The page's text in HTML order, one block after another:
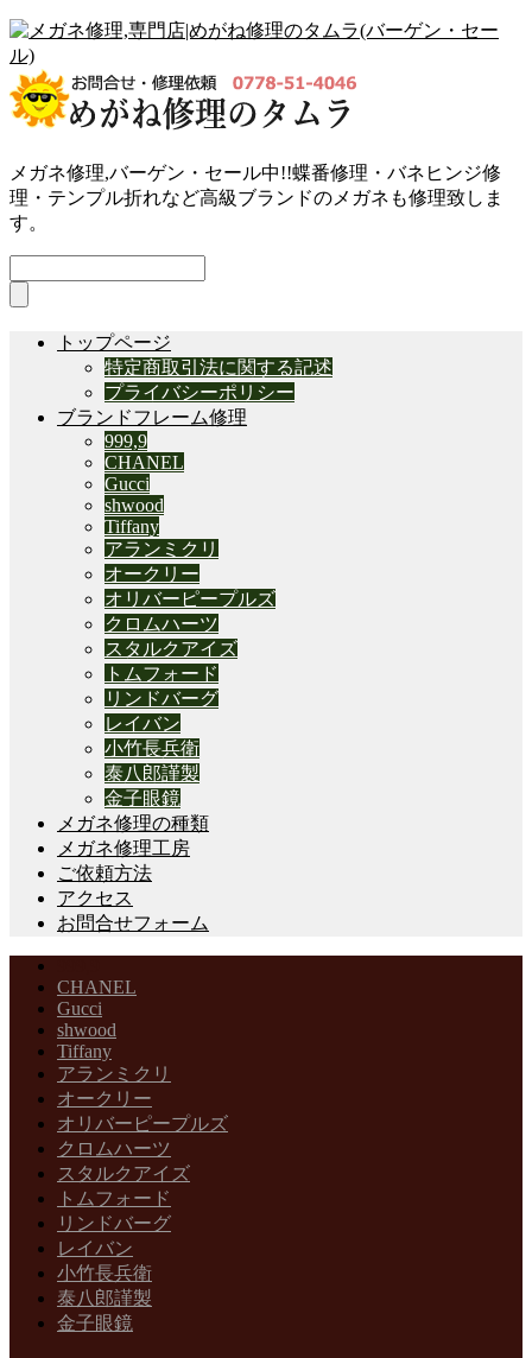
メガネ修理,バーゲン・セール中!!蝶番修理・バネヒンジ修
理・テンプル折れなど高級ブランドのメガネも修理致しま
す。
トップページ
特定商取引法に関する記述
プライバシーポリシー
ブランドフレーム修理
999,9
CHANEL
Gucci
shwood
Tiffany
アランミクリ
オークリー
オリバーピープルズ
クロムハーツ
スタルクアイズ
トムフォード
リンドバーグ
レイバン
小竹長兵衛
泰八郎謹製
金子眼鏡
メガネ修理の種類
メガネ修理工房
ご依頼方法
アクセス
お問合せフォーム
CHANEL
Gucci
shwood
Tiffany
アランミクリ
オークリー
オリバーピープルズ
クロムハーツ
スタルクアイズ
トムフォード
リンドバーグ
レイバン
小竹長兵衛
泰八郎謹製
金子眼鏡